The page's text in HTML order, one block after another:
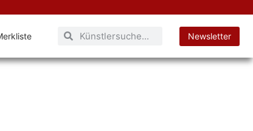
Newsletter